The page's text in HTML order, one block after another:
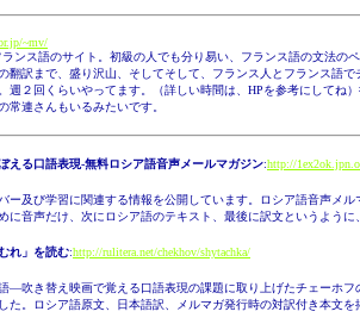
~mv/
ンス語のサイト。初級の人でも分り易い、フランス語の文法の
翻訳まで、盛り沢山、そしてそして、フランス人とフランス語
週２回くらいやってます。（詳しい時間は、HPを参考にしてね
常連さんもいるみたいです。
える口語表現-無料ロシア語音声メールマガジン:http://
ー及び学習に関連する情報を公開しています。ロシア語音声メ
に音声だけ、次にロシア語のテキスト、最後に訳文というよう
れ」を読む:http://rulitera.net/chekhov/shytachka/
―吹き替え映画で覚える口語表現の課題に取り上げたチェーホフ
た。ロシア語原文、日本語訳、メルマガ発行時の対訳付き本文を